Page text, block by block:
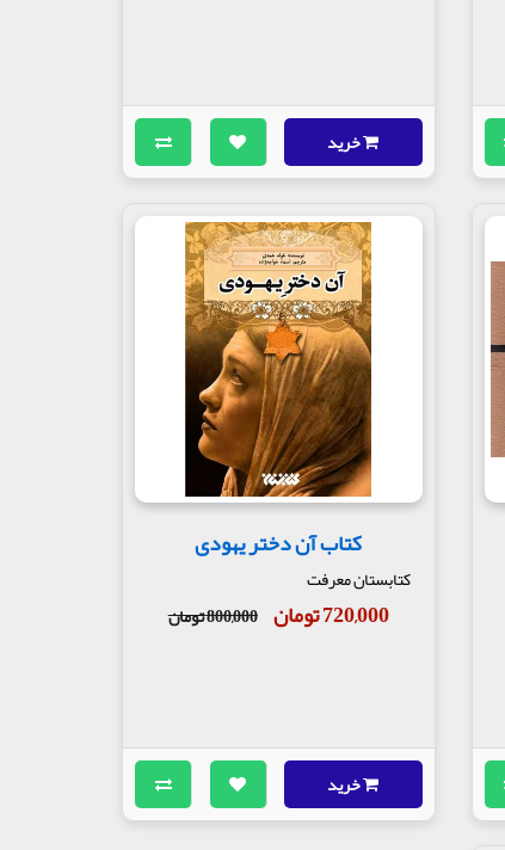
خرید
کتاب آن دختر یهودی
کتابستان معرفت
720,000 تومان 800,000 تومان
خرید